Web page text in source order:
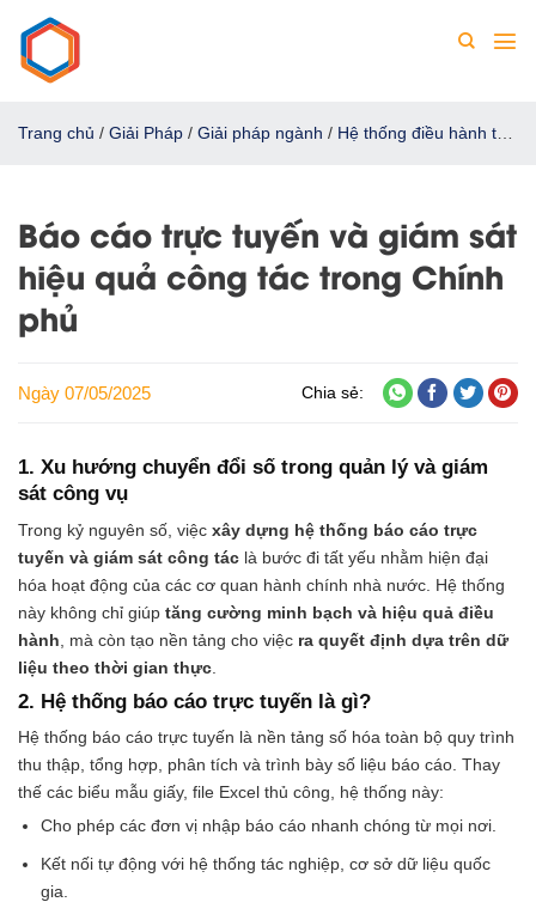
đến
nội
Trang chủ / Giải Pháp / Giải pháp ngành / Hệ thống điều hành tác
Báo cáo trực tuyến và giám sát
hiệu quả công tác trong Chính
phủ
Ngày 07/05/2025 Chia sẻ:
1. Xu hướng chuyển đổi số trong quản lý và giám
sát công vụ
Trong kỷ nguyên số, việc xây dựng hệ thống báo cáo trực
tuyến và giám sát công tác là bước đi tất yếu nhằm hiện đại
hóa hoạt động của các cơ quan hành chính nhà nước. Hệ thống
này không chỉ giúp tăng cường minh bạch và hiệu quả điều
hành , mà còn tạo nền tảng cho việc ra quyết định dựa trên dữ
liệu theo thời gian thực
2. Hệ thống báo cáo trực tuyến là gì?
Hệ thống báo cáo trực tuyến là nền tảng số hóa toàn bộ quy trình
thu thập, tổng hợp, phân tích và trình bày số liệu báo cáo. Thay
thế các biểu mẫu giấy, file Excel thủ công, hệ thống này:
Cho phép các đơn vị nhập báo cáo nhanh chóng từ mọi nơi.
Kết nối tự động với hệ thống tác nghiệp, cơ sở dữ liệu quốc
gia.